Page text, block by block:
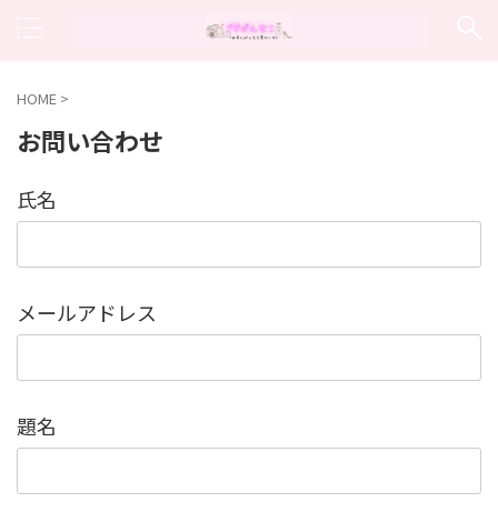
HOME >
お問い合わせ
氏名
メールアドレス
題名